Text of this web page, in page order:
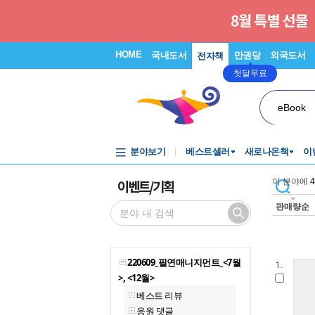
HOME 국내도서 전자책 만권당
첫달무료
외국도서
eBook
분야보기 베스트셀러 새로나온책 이
이벤트/기획
220609_필연매니지먼트_<7월
>, <12월>
베스트 리뷰
응원 댓글
이 분야에 4
판매량순
1.